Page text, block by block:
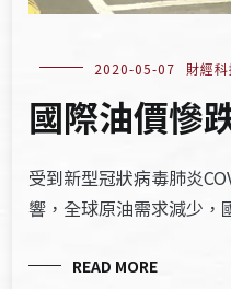
2020-05-07 財經科
國際油價慘
受到新型冠狀病毒肺炎
響，全球原油需求減少
READ MORE